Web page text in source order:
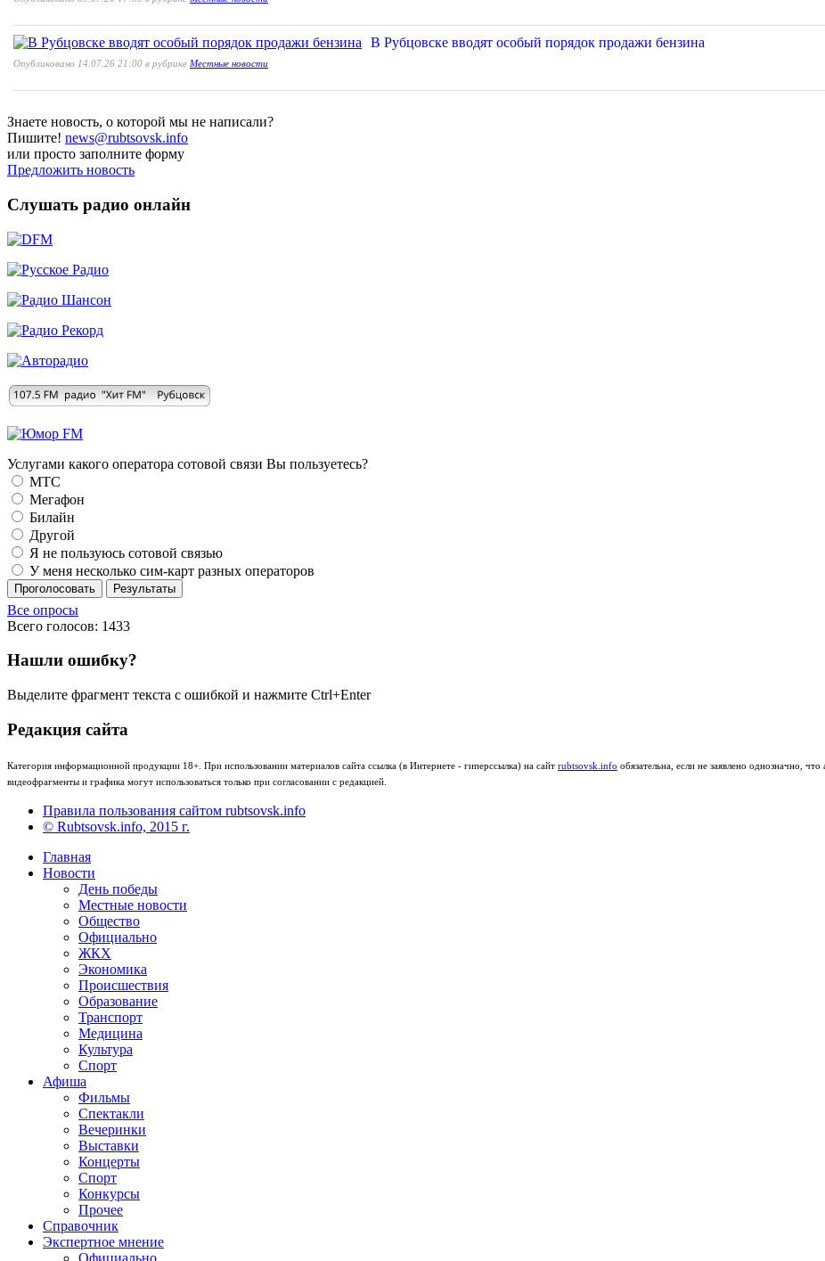
В Рубцовске вводят особый порядок продажи бензина
Опубликовано 14.07.26 21:00 в рубрике Местные новости
Знаете новость, о которой мы не написали?
Пишите! news@rubtsovsk.info
или просто заполните форму
Предложить новость
Слушать радио онлайн
Услугами какого оператора сотовой связи Вы пользуетесь?
МТС
Мегафон
Билайн
Другой
Я не пользуюсь сотовой связью
У меня несколько сим-карт разных операторов
Проголосовать Результаты
Все опросы
Всего голосов: 1433
Нашли ошибку?
Выделите фрагмент текста с ошибкой и нажмите Ctrl+Enter
Редакция сайта
Категория информационной продукции 18+. При использовании материалов сайта ссылка (в Интернете - гиперссылка) на сайт rubtsovsk.info обязательна, если не заявлено однозначно,
видеофрагменты и графика могут использоваться только при согласовании с редакцией.
Правила пользования сайтом rubtsovsk.info
© Rubtsovsk.info, 2015 г.
Главная
Новости
День победы
Местные новости
Общество
Официально
ЖКХ
Экономика
Происшествия
Образование
Транспорт
Медицина
Культура
Спорт
Афиша
Фильмы
Спектакли
Вечеринки
Выставки
Концерты
Спорт
Конкурсы
Прочее
Справочник
Экспертное мнение
Официально